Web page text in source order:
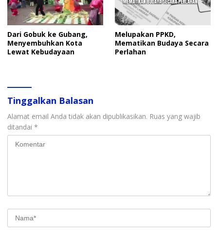
Dari Gobuk ke Gubang,
Menyembuhkan Kota
Lewat Kebudayaan
Melupakan PPKD,
Mematikan Budaya Secara
Perlahan
Tinggalkan Balasan
Alamat email Anda tidak akan dipublikasikan. Ruas yang wajib
ditandai *